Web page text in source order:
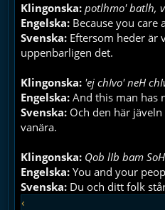
Klingonska:potlhmo' batlh,
Engelska: Because you care
Svenska: Eftersom heder är
uppenbarligen det.
Klingonska: 'ej chIvo' neH
Engelska:And this man has
Svenska: Och den här
vanära.
Klingonska: Qob lIb bam
Engelska:You and your
Svenska: Du och ditt folk
‹